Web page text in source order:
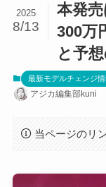
本発
300万
と予
2025
8/13
最新モデルチェンジ情
アジカ編集部kuni
当ページのリ